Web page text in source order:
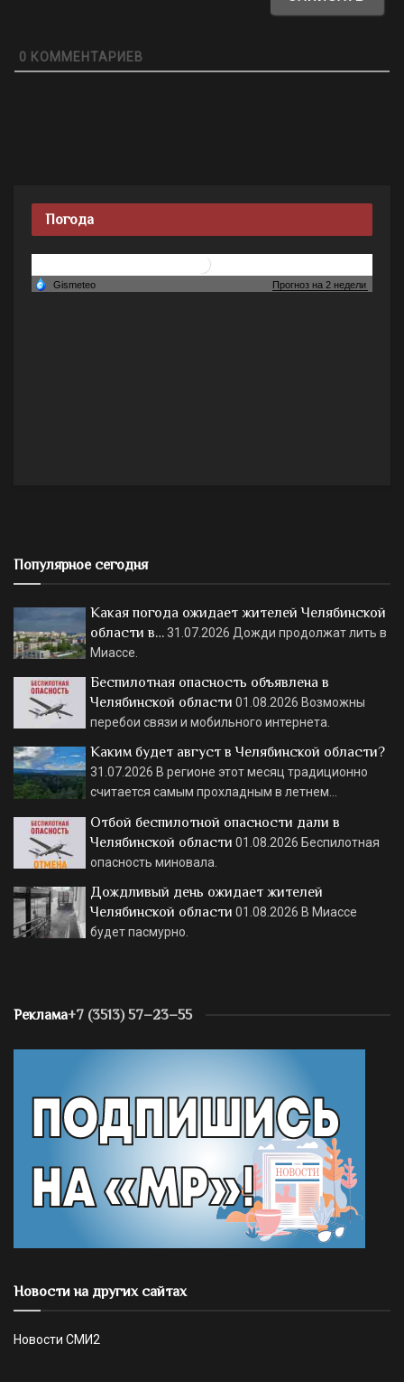
0 КОММЕНТАРИЕВ
Погода
Популярное сегодня
Какая погода ожидает жителей Челябинской
области в…31.07.2026 Дожди продолжат лить в
Миассе.
Беспилотная опасность объявлена в
Челябинской области 01.08.2026 Возможны
перебои связи и мобильного интернета.
Каким будет август в Челябинской области?
31.07.2026 В регионе этот месяц традиционно
считается самым прохладным в летнем…
Отбой беспилотной опасности дали в
Челябинской области 01.08.2026 Беспилотная
опасность миновала.
Дождливый день ожидает жителей
Челябинской области 01.08.2026 В Миассе
будет пасмурно.
Реклама+7 (3513) 57–23–55
Новости на других сайтах
Новости СМИ2